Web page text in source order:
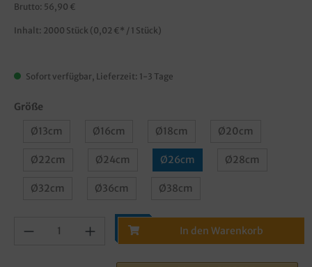
Brutto: 56,90 €
Inhalt: 2000 Stück (0,02 €* / 1 Stück)
Sofort verfügbar, Lieferzeit: 1-3 Tage
Größe
Ø13cm
Ø16cm Ø18cm Ø20cm
Ø22cm Ø24cm Ø26cm Ø28cm
Ø32cm Ø36cm Ø38cm
In den Warenkorb